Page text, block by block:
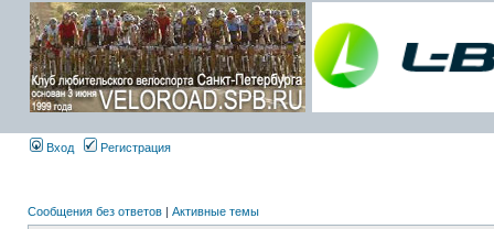
Вход Регистрация
Сообщения без ответов | Активные темы